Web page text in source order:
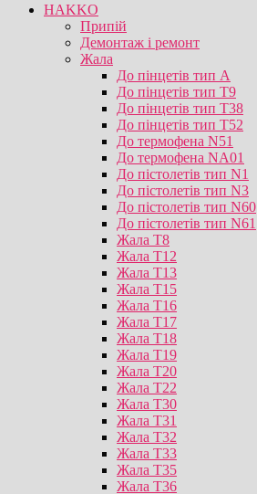
HAKKO
Припій
Демонтаж і ремонт
Жала
До пінцетів тип А
До пінцетів тип T9
До пінцетів тип T38
До пінцетів тип T52
До термофена N51
До термофена NA01
До пістолетів тип N1
До пістолетів тип N3
До пістолетів тип N60
До пістолетів тип N61
Жала T8
Жала T12
Жала T13
Жала T15
Жала T16
Жала T17
Жала T18
Жала T19
Жала T20
Жала T22
Жала T30
Жала T31
Жала T32
Жала T33
Жала T35
Жала T36